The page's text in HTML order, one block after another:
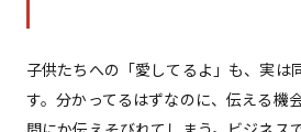
子供たちへの「愛してるよ」も、実は
す。分かってるはずなのに、伝える機